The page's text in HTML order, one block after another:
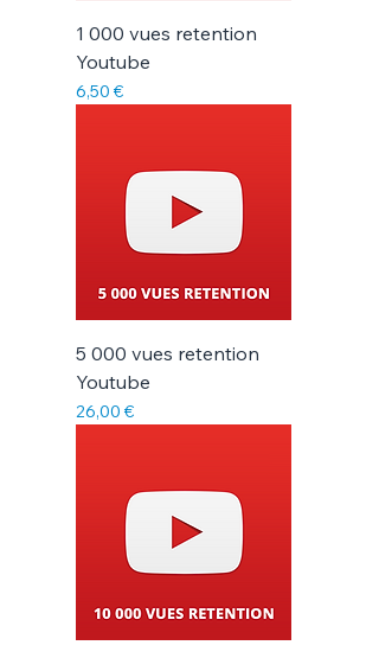
1 000 vues retention
Youtube
Prix
6,50 €
5 000 vues retention
Youtube
Prix
26,00 €